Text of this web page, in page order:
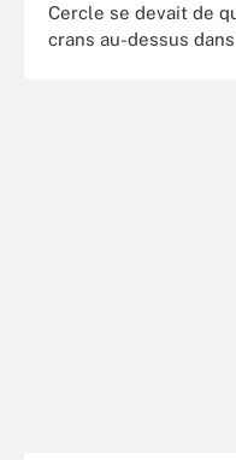
Cercle se devait de
crans au-dessus